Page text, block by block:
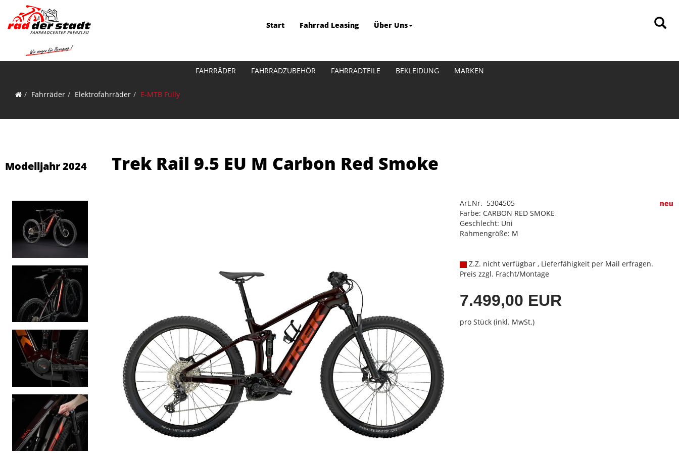
Start Fahrrad Leasing Über Uns
FAHRRÄDER FAHRRADZUBEHÖR FAHRRADTEILE BEKLEIDUNG MARKEN
Fahrräder Elektrofahrräder E-MTB Fully
Modelljahr 2024 Trek Rail 9.5 EU M Carbon Red Smoke
Art.Nr. 5304505
Farbe: CARBON RED SMOKE
Geschlecht: Uni
Rahmengröße: M
Z.Z. nicht verfügbar , Lieferfähigkeit per Mail erfragen.
Preis zzgl. Fracht/Montage
7.499,00 EUR
pro Stück (inkl. MwSt.)